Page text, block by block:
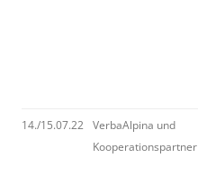
14./15.07.22 VerbaAlpina und
Kooperationspartner